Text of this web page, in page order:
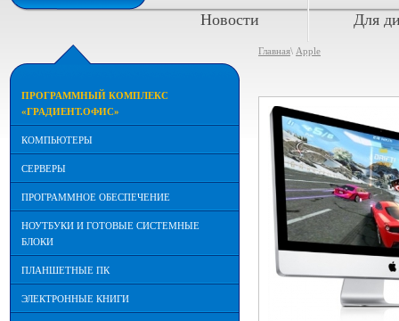
Новости
Для
ПРОГРАММНЫЙ КОМПЛЕКС
«ГРАДИЕНТ.ОФИС»
КОМПЬЮТЕРЫ
СЕРВЕРЫ
ПРОГРАММНОЕ ОБЕСПЕЧЕНИЕ
НОУТБУКИ И ГОТОВЫЕ СИСТЕМНЫЕ
БЛОКИ
ПЛАНШЕТНЫЕ ПК
ЭЛЕКТРОННЫЕ КНИГИ
Главная\ Apple